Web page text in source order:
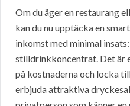
Om du äger en restaurang
kan du nu upptäcka en
inkomst med minimal
stilldrinkkoncentrat. Det är
på kostnaderna och locka
erbjuda attraktiva